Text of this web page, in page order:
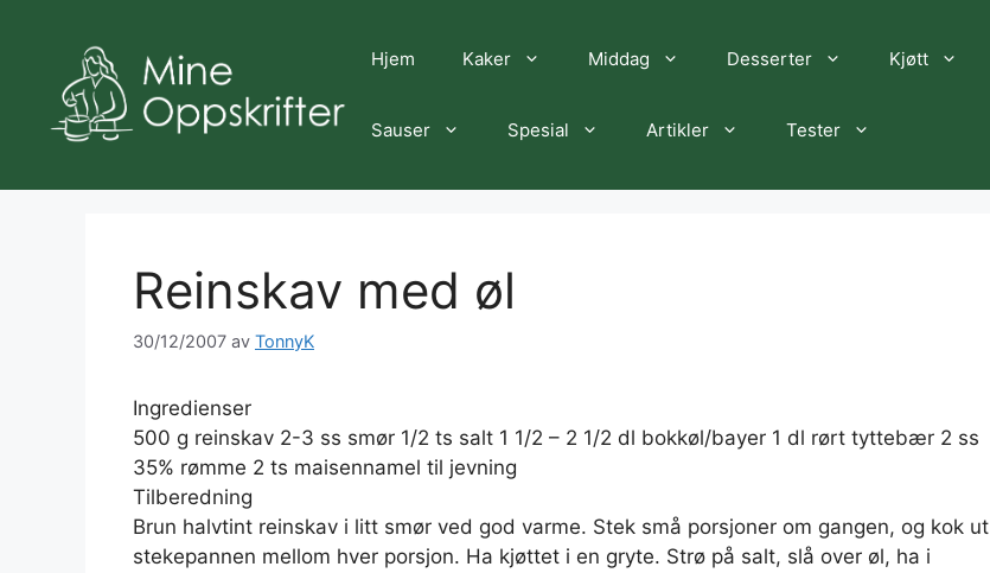
Hjem Kaker Middag Desserter Kjøtt
Sauser Spesial Artikler Tester
Reinskav med øl
30/12/2007 av TonnyK
Ingredienser
500 g reinskav 2-3 ss smør 1/2 ts salt 1 1/2 – 2 1/2 dl bokkøl/bayer 1 dl rørt tyttebær 2 ss
35% rømme 2 ts maisennamel til jevning
Tilberedning
Brun halvtint reinskav i litt smør ved god varme. Stek små porsjoner om gangen, og kok ut
stekepannen mellom hver porsjon. Ha kjøttet i en gryte. Strø på salt, slå over øl, ha i